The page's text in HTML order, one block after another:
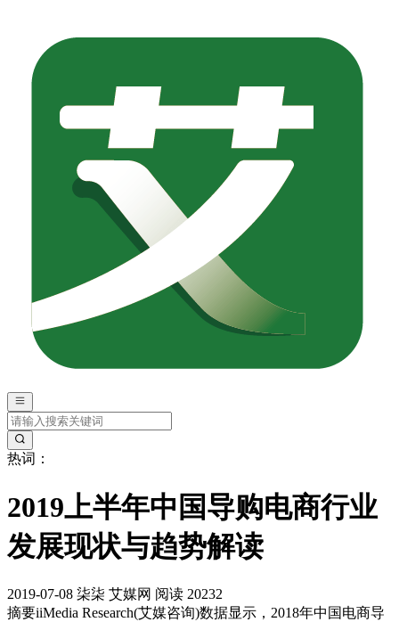
热词：
2019上半年中国导购电商行业
发展现状与趋势解读
2019-07-08 柒柒 艾媒网 阅读 20232
摘要iiMedia Research(艾媒咨询)数据显示，2018年中国电商导